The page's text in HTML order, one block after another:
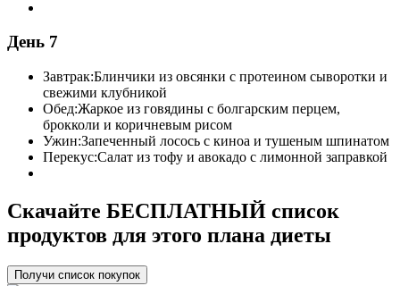
День 7
Завтрак:Блинчики из овсянки с протеином сыворотки и
свежими клубникой
Обед:Жаркое из говядины с болгарским перцем,
брокколи и коричневым рисом
Ужин:Запеченный лосось с киноа и тушеным шпинатом
Перекус:Салат из тофу и авокадо с лимонной заправкой
Скачайте БЕСПЛАТНЫЙ список
продуктов для этого плана диеты
Получи список покупок